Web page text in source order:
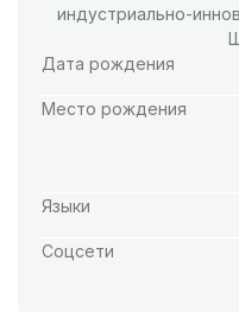
индустриально-
Дата рождения
Место рождения
Языки
Соцсети